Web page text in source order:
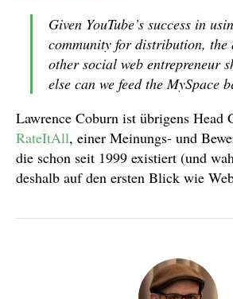
Given YouTube’s success in
community for distribution, the
other social web entrepreneur
else can we feed the MySpace
Lawrence Coburn ist übrigens Head
RateItAll, einer Meinungs- und
die schon seit 1999 existiert (und
deshalb auf den ersten Blick wie